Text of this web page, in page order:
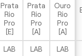
Prata
Rio
Pro
[E]
Prata
Rio
Pro
[A]
Ouro
Rio
Pro
[A]
LAB LAB LAB